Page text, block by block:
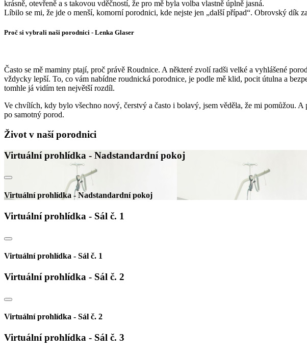
krásně, otevřeně a s takovou vděčností, že pro mě byla volba vlastně úplně jasná.
Líbilo se mi, že jde o menší, komorní porodnici, kde nejste jen „další případ“. Obrovský dík
Proč si vybrali naši porodnici - Lenka Glaser
Často se mě maminy ptají, proč právě Roudnice. A některé zvolí radši velké a vyhlášené
vždycky lepší. To, co vám nabídne roudnická porodnice, je podle mě klid, pocit útulna a
tomhle já vidím ten největší rozdíl.
Ve chvílích, kdy bylo všechno nový, čerstvý a často i bolavý, jsem věděla, že mi pomůžou.
po samotný porod.
Život v naší porodnici
Virtuální prohlídka - Nadstandardní pokoj
Virtuální prohlídka - Nadstandardní pokoj
Virtuální prohlídka - Sál č. 1
Virtuální prohlídka - Sál č. 1
Virtuální prohlídka - Sál č. 2
Virtuální prohlídka - Sál č. 2
Virtuální prohlídka - Sál č. 3